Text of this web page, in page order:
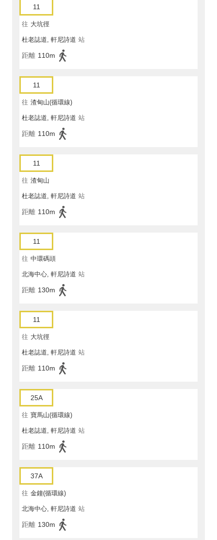
11
往 大坑徑
杜老誌道, 軒尼詩道 站
距離 110m
11
往 渣甸山(循環線)
杜老誌道, 軒尼詩道 站
距離 110m
11
往 渣甸山
杜老誌道, 軒尼詩道 站
距離 110m
11
往 中環碼頭
北海中心, 軒尼詩道 站
距離 130m
11
往 大坑徑
杜老誌道, 軒尼詩道 站
距離 110m
25A
往 寶馬山(循環線)
杜老誌道, 軒尼詩道 站
距離 110m
37A
往 金鐘(循環線)
北海中心, 軒尼詩道 站
距離 130m